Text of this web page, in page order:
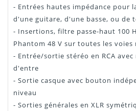
- Entrées hautes impédance pour
d'une guitare, d'une basse, ou
- Insertions, filtre passe-haut 100
Phantom 48 V sur toutes les voies
- Entrée/sortie stéréo en RCA avec
d'entre
- Sortie casque avec bouton
niveau
- Sorties générales en XLR